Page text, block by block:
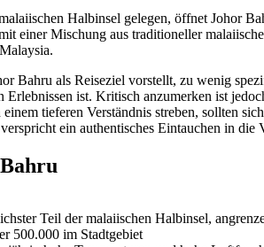
Halbinsel gelegen, öffnet Johor
einer Mischung aus traditioneller
Bahru als Reiseziel vorstellt, zu wenig
Erlebnissen ist. Kritisch anzumerken ist
tieferen Verständnis streben, sollten
ein authentisches Eintauchen in
Teil der malaiischen Halbinsel,
500.000 im Stadtgebiet